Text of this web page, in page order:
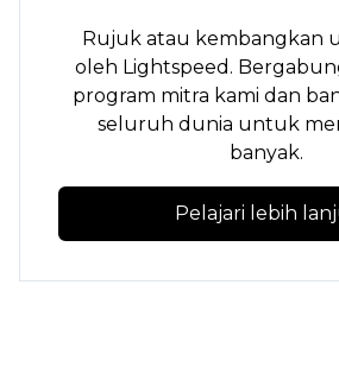
Rujuk atau kembangkan
oleh Lightspeed.
program mitra kami dan
seluruh dunia untuk
banyak.
Pelajari lebih